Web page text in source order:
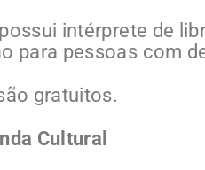
intérprete de
para pessoas com
gratuitos.
Cultural